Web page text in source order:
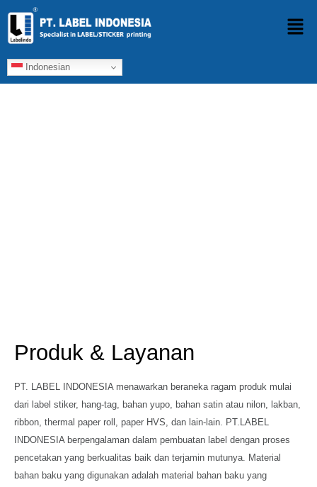
Indonesian
OUR PRODUCTS
Produk & Layanan
PT. LABEL INDONESIA menawarkan beraneka ragam produk mulai
dari label stiker, hang-tag, bahan yupo, bahan satin atau nilon, lakban,
ribbon, thermal paper roll, paper HVS, dan lain-lain. PT.LABEL
INDONESIA berpengalaman dalam pembuatan label dengan proses
pencetakan yang berkualitas baik dan terjamin mutunya. Material
bahan baku yang digunakan adalah material bahan baku yang